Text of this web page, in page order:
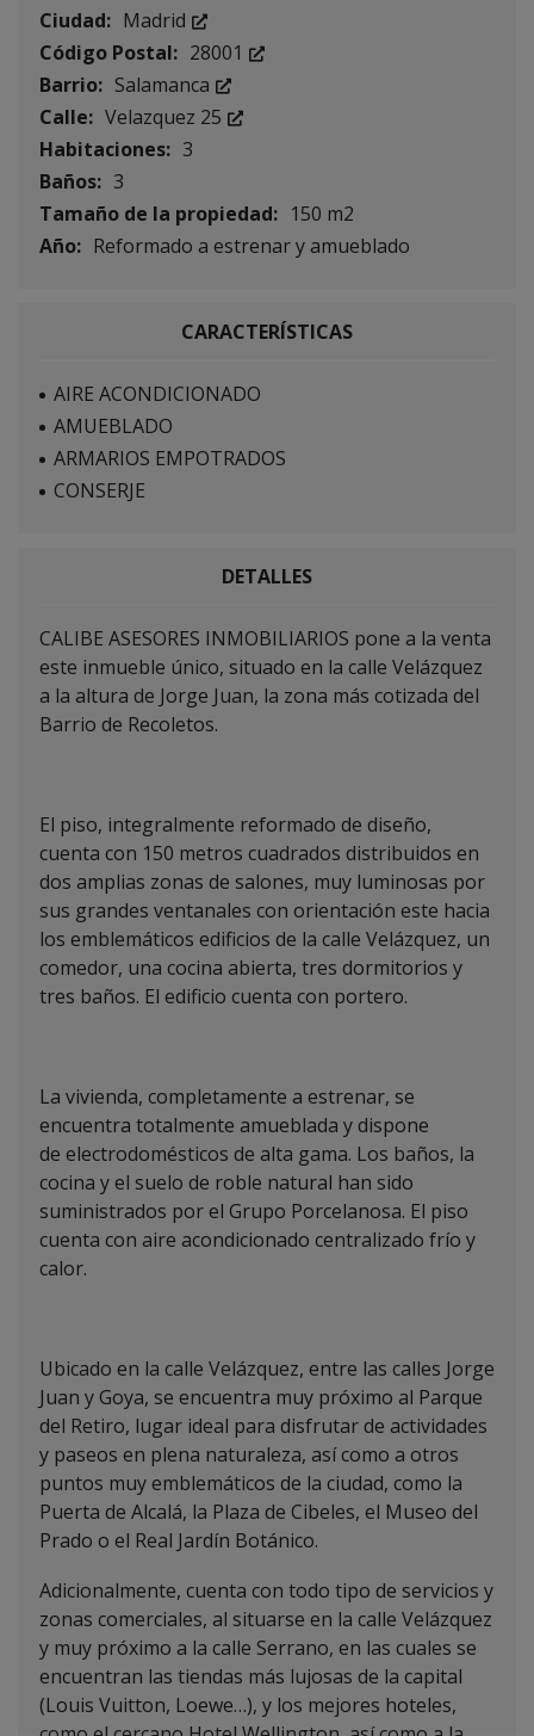
Ciudad: Madrid
Código Postal: 28001
Barrio: Salamanca
Calle: Velazquez 25
Habitaciones: 3
Baños: 3
Tamaño de la propiedad: 150 m2
Año: Reformado a estrenar y amueblado
CARACTERÍSTICAS
AIRE ACONDICIONADO
AMUEBLADO
ARMARIOS EMPOTRADOS
CONSERJE
DETALLES
CALIBE ASESORES INMOBILIARIOS pone a la venta
este inmueble único, situado en la calle Velázquez
a la altura de Jorge Juan, la zona más cotizada del
Barrio de Recoletos.
El piso, integralmente reformado de diseño,
cuenta con 150 metros cuadrados distribuidos en
dos amplias zonas de salones, muy luminosas por
sus grandes ventanales con orientación este hacia
los emblemáticos edificios de la calle Velázquez, un
comedor, una cocina abierta, tres dormitorios y
tres baños. El edificio cuenta con portero.
La vivienda, completamente a estrenar, se
encuentra totalmente amueblada y dispone
de electrodomésticos de alta gama. Los baños, la
cocina y el suelo de roble natural han sido
suministrados por el Grupo Porcelanosa. El piso
cuenta con aire acondicionado centralizado frío y
calor.
Ubicado en la calle Velázquez, entre las calles Jorge
Juan y Goya, se encuentra muy próximo al Parque
del Retiro, lugar ideal para disfrutar de actividades
y paseos en plena naturaleza, así como a otros
puntos muy emblemáticos de la ciudad, como la
Puerta de Alcalá, la Plaza de Cibeles, el Museo del
Prado o el Real Jardín Botánico.
Adicionalmente, cuenta con todo tipo de servicios y
zonas comerciales, al situarse en la calle Velázquez
y muy próximo a la calle Serrano, en las cuales se
encuentran las tiendas más lujosas de la capital
(Louis Vuitton, Loewe…), y los mejores hoteles,